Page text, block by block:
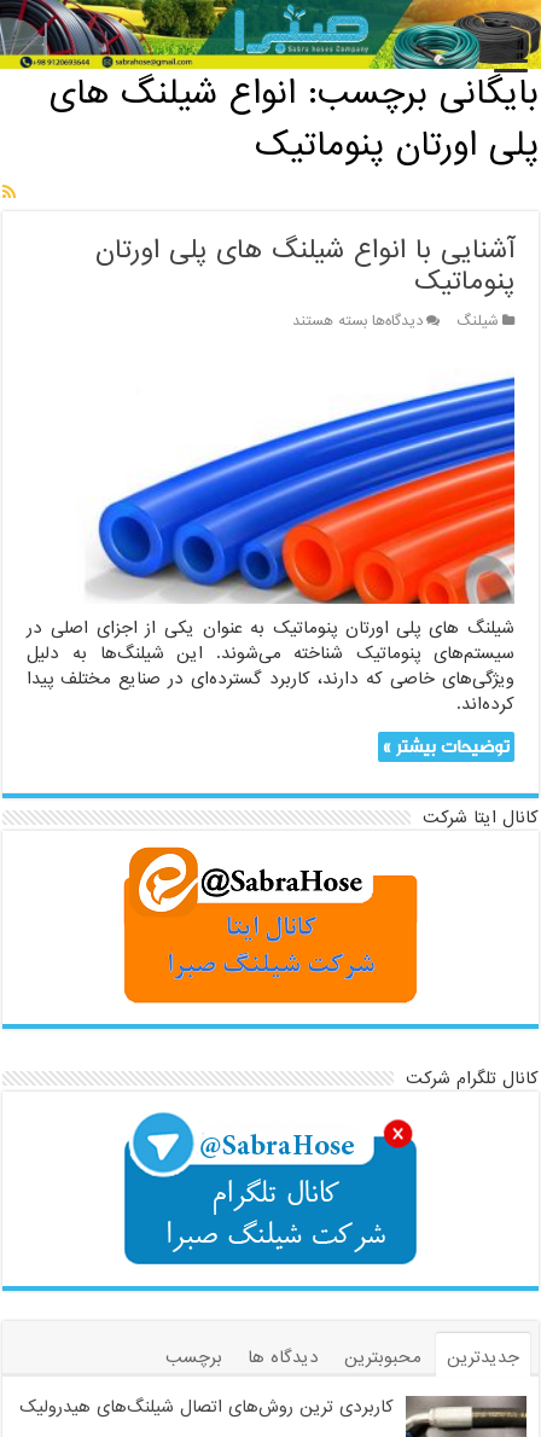
خانه / بایگانی برچسب: انواع شیلنگ های پلی اورتان پنوماتیک
بایگانی برچسب: انواع شیلنگ های
پلی اورتان پنوماتیک
آشنایی با انواع شیلنگ های پلی اورتان
پنوماتیک
شیلنگ دیدگاه‌هابرای
شیلنگ
های
پلی
اورتان
پنوماتیک
بسته هستند
شیلنگ های پلی اورتان پنوماتیک به عنوان یکی از اجزای اصلی در
سیستم‌های پنوماتیک شناخته می‌شوند. این شیلنگ‌ها به دلیل
ویژگی‌های خاصی که دارند، کاربرد گسترده‌ای در صنایع مختلف پیدا
کرده‌اند.
توضیحات بیشتر »
کانال ایتا شرکت
کانال تلگرام شرکت
جدیدترین محبوبترین دیدگاه ها
برچسب
کاربردی ترین روش‌های اتصال شیلنگ‌های هیدرولیک